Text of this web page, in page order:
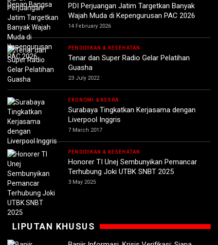
PDI Perjuangan Jatim Targetkan Banyak
Wajah Muda di Kepengurusan PAC 2026
14 February 2026
PENDIDIKAN & KESEHATAN
Tenar dan Super Radio Gelar Pelatihan
Guasha
23 July 2022
EKONOMI & KESRA
Surabaya Tingkatkan Kerjasama dengan
Liverpool Inggris
7 March 2017
PENDIDIKAN & KESEHATAN
Honorer TI Unej Sembunyikan Pemancar
Terhubung Joki UTBK SNBT 2025
3 May 2025
LIPUTAN KHUSUS